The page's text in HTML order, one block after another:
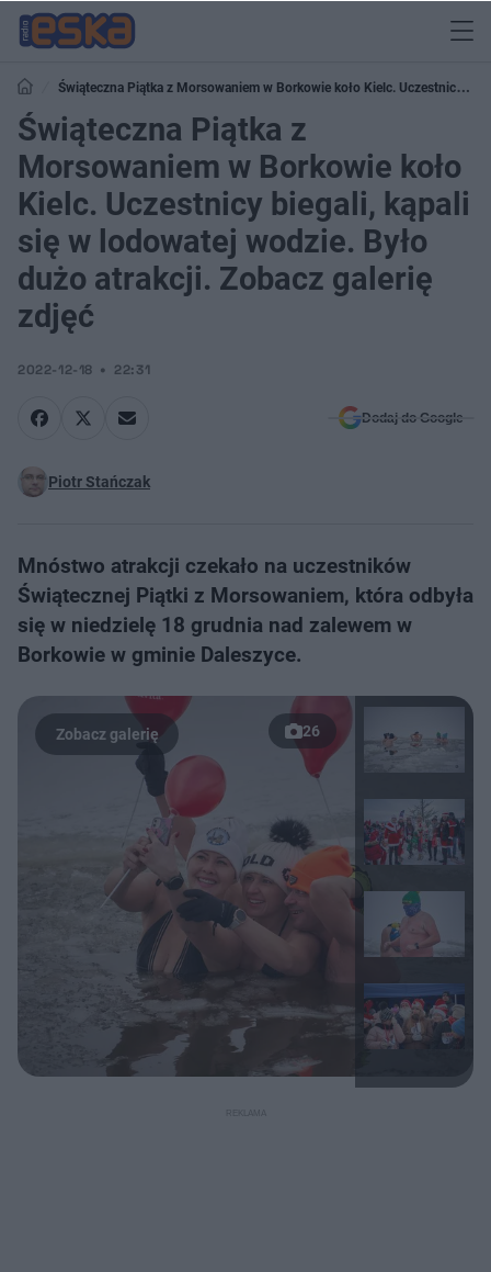
Świąteczna Piątka z Morsowaniem w Borkowie koło Kielc. Uczestnicy
biegali, kąpali się w lodowatej wodzie. Było dużo atrakcji. Zobacz galerię zdjęć
Świąteczna Piątka z
Morsowaniem w Borkowie koło
Kielc. Uczestnicy biegali, kąpali
się w lodowatej wodzie. Było
dużo atrakcji. Zobacz galerię
zdjęć
2022-12-18 22:31
Dodaj do Google
Piotr Stańczak
Mnóstwo atrakcji czekało na uczestników
Świątecznej Piątki z Morsowaniem, która odbyła
się w niedzielę 18 grudnia nad zalewem w
Borkowie w gminie Daleszyce.
26